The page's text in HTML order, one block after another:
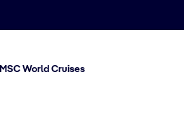
MSC World Cruises